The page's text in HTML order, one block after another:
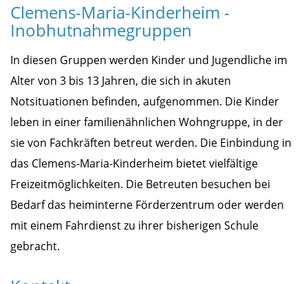
Clemens-Maria-Kinderheim -
Inobhutnahmegruppen
In diesen Gruppen werden Kinder und Jugendliche im
Alter von 3 bis 13 Jahren, die sich in akuten
Notsituationen befinden, aufgenommen. Die Kinder
leben in einer familienähnlichen Wohngruppe, in der
sie von Fachkräften betreut werden. Die Einbindung in
das Clemens-Maria-Kinderheim bietet vielfältige
Freizeitmöglichkeiten. Die Betreuten besuchen bei
Bedarf das heiminterne Förderzentrum oder werden
mit einem Fahrdienst zu ihrer bisherigen Schule
gebracht.